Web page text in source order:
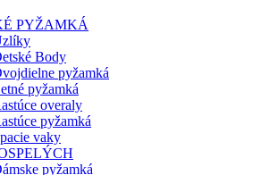
PYŽAMKÁ
Body
pyžamká
pyžamká
overaly
pyžamká
vaky
pyžamká